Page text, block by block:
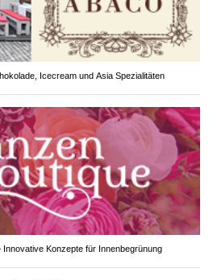
Icecream und Asia Spezialitäten
Konzepte für Innenbegrünung